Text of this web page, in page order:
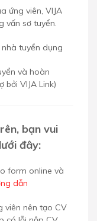
ứng viên, VIJA
vấn sơ tuyển.
tuyển dụng
và hoàn
VIJA Link)
bạn vui
đây:
form online và
dẫn
viên nên tạo CV